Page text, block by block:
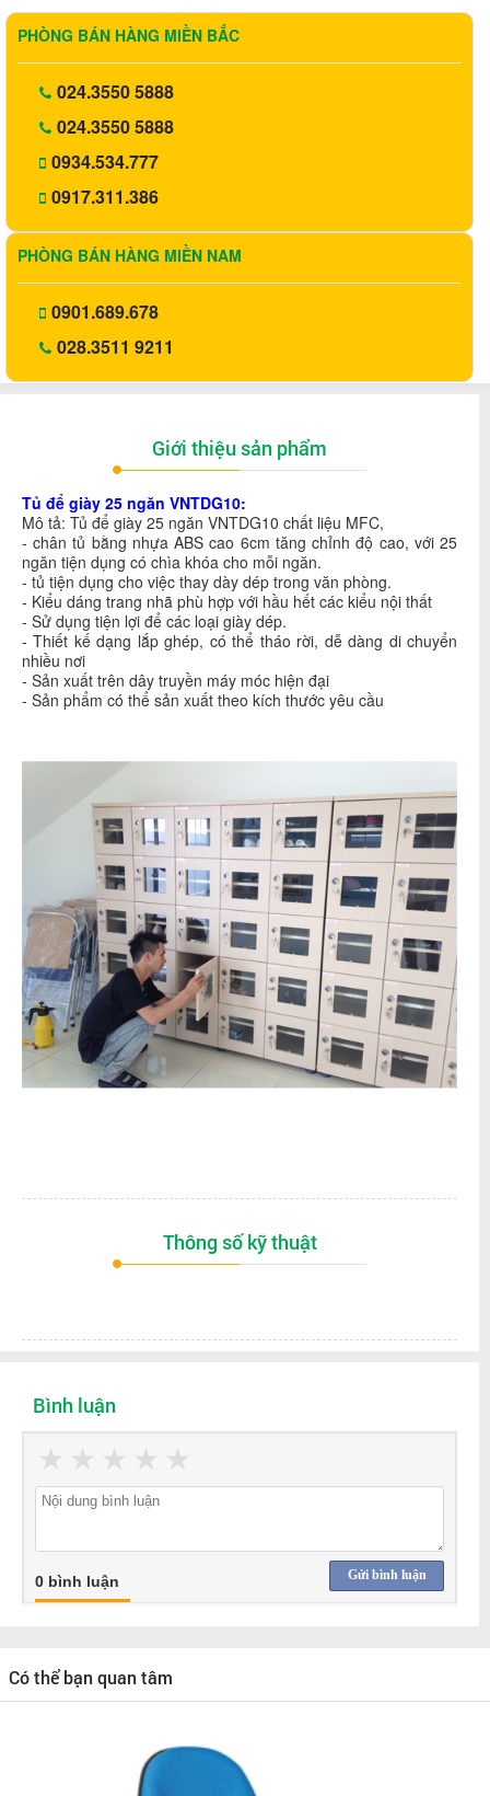
PHÒNG BÁN HÀNG MIỀN BẮC
024.3550 5888
024.3550 5888
0934.534.777
0917.311.386
PHÒNG BÁN HÀNG MIỀN NAM
0901.689.678
028.3511 9211
Giới thiệu sản phẩm
Tủ để giày 25 ngăn VNTDG10:
Mô tả: Tủ để giày 25 ngăn VNTDG10 chất liệu MFC,
- chân tủ bằng nhựa ABS cao 6cm tăng chỉnh độ cao, với 25
ngăn tiện dụng có chìa khóa cho mỗi ngăn.
- tủ tiện dụng cho việc thay dày dép trong văn phòng.
- Kiểu dáng trang nhã phù hợp với hầu hết các kiểu nội thất
- Sử dụng tiện lợi để các loại giày dép.
- Thiết kế dạng lắp ghép, có thể tháo rời, dễ dàng di chuyển
nhiều nơi
- Sản xuất trên dây truyền máy móc hiện đại
- Sản phẩm có thể sản xuất theo kích thước yêu cầu
Thông số kỹ thuật
Bình luận
★
★
★
★
★
Gửi bình luận
0 bình luận
Có thể bạn quan tâm